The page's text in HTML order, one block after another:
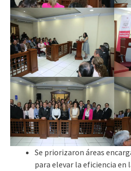
Se priorizaron áreas
para elevar la eficiencia en